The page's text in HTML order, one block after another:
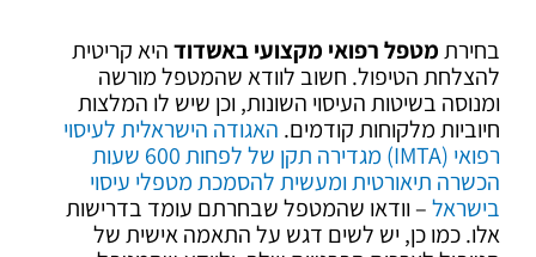
בחירתמטפל רפואי מקצועי באשדודהיא קריטית
להצלחת הטיפול. חשוב לוודא שהמטפל מורשה
ומנוסה בשיטות העיסוי השונות, וכן שיש לו המלצות
חיוביות מלקוחות קודמים. האגודה הישראלית לעיסוי
רפואי (IMTA) מגדירה תקן של לפחות 600 שעות
הכשרה תיאורטית ומעשית להסמכת מטפלי עיסוי
בישראל– וודאו שהמטפל שבחרתם עומד בדרישות
אלו. כמו כן, יש לשים דגש על התאמה אישית של